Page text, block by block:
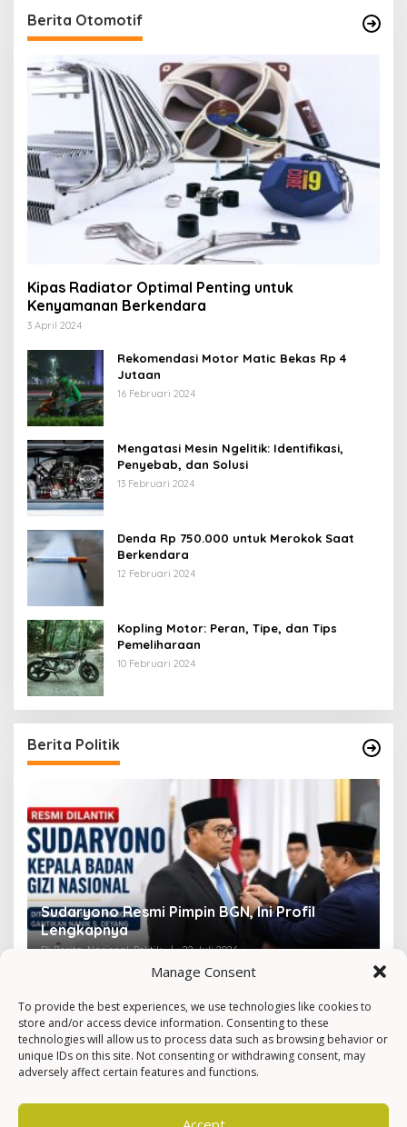
Manage Consent
To provide the best experiences, we use technologies like cookies to
store and/or access device information. Consenting to these
technologies will allow us to process data such as browsing behavior or
unique IDs on this site. Not consenting or withdrawing consent, may
adversely affect certain features and functions.
Berita Otomotif
Kipas Radiator Optimal Penting untuk
Kenyamanan Berkendara
3 April 2024
Rekomendasi Motor Matic Bekas Rp 4
Jutaan
16 Februari 2024
Mengatasi Mesin Ngelitik: Identifikasi,
Penyebab, dan Solusi
13 Februari 2024
Denda Rp 750.000 untuk Merokok Saat
Berkendara
12 Februari 2024
Kopling Motor: Peran, Tipe, dan Tips
Pemeliharaan
10 Februari 2024
Berita Politik
Sudaryono Resmi Pimpin BGN, Ini Profil
Lengkapnya
Di Berita, Nasional, Politik | 22 Juli 2026 Di